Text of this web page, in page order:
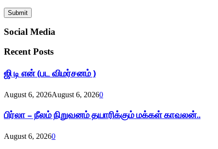
Social Media
Recent Posts
ஜி டி என் (பட விமர்சனம் )
August 6, 2026August 6, 20260
பிர்லா – நீலம் நிறுவனம் தயாரிக்கும் மக்கள் காவலன்..
August 6, 20260